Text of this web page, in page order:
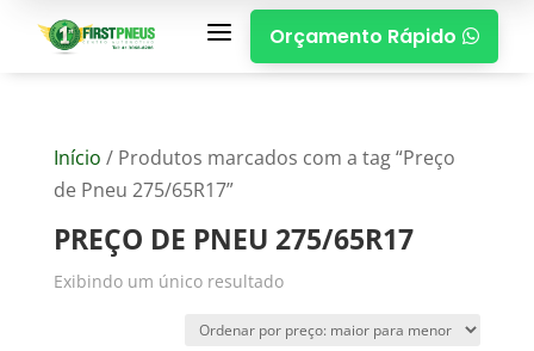
a Orçamento Rápido 
Início / Produtos marcados com a tag “Preço
de Pneu 275/65R17”
PREÇO DE PNEU 275/65R17
Exibindo um único resultado